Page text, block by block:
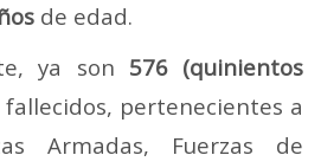
de edad.
ya son 576 (quinientos
pertenecientes a
Armadas, Fuerzas de